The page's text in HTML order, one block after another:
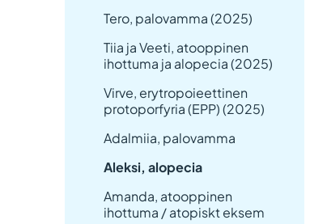
Tero, palovamma (2025)
Tiia ja Veeti, atooppinen
ihottuma ja alopecia (2025)
Virve, erytropoieettinen
protoporfyria (EPP) (2025)
Adalmiia, palovamma
Aleksi, alopecia
Amanda, atooppinen
ihottuma / atopiskt eksem